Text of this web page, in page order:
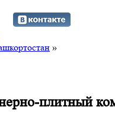
»
плитный